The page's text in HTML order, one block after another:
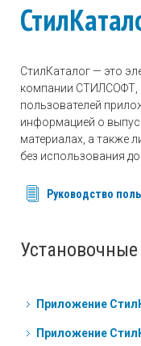
СтилКаталог — это
компании СТИЛСОФТ,
пользователей
информацией о
материалах, а также
без использования
Руководство
Приложение
Приложение